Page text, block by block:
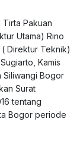
Pakuan
Utama) Rino
Direktur Teknik)
Kamis
Siliwangi Bogor
Surat
tentang
Bogor periode